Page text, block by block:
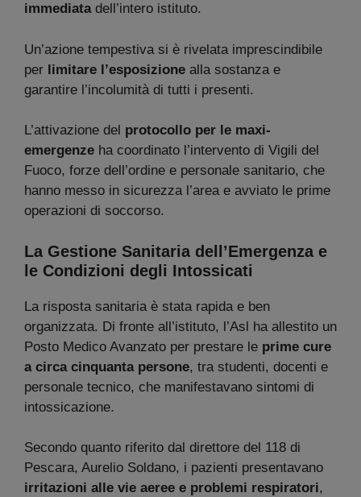
immediatadell’intero istituto.
Un’azione tempestiva si è rivelata imprescindibile
per limitare l’esposizione alla sostanza e
garantire l’incolumità di tutti i presenti.
L’attivazione del protocollo per le maxi-
emergenze ha coordinato l’intervento di Vigili del
Fuoco, forze dell’ordine e personale sanitario, che
hanno messo in sicurezza l’area e avviato le prime
operazioni di soccorso.
La Gestione Sanitaria dell’Emergenza e
le Condizioni degli Intossicati
La risposta sanitaria è stata rapida e ben
organizzata. Di fronte all’istituto, l’Asl ha allestito un
Posto Medico Avanzato per prestare le prime cure
a circa cinquanta persone, tra studenti, docenti e
personale tecnico, che manifestavano sintomi di
intossicazione.
Secondo quanto riferito dal direttore del 118 di
Pescara, Aurelio Soldano, i pazienti presentavano
irritazioni alle vie aeree e problemi respiratori,